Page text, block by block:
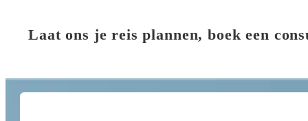
Laat ons je reis plannen, boek een